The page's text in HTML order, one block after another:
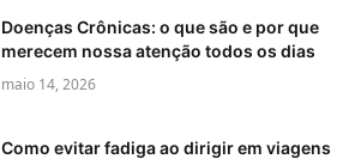
Doenças Crônicas: o que são e por que
merecem nossa atenção todos os dias
maio 14, 2026
Como evitar fadiga ao dirigir em viagens